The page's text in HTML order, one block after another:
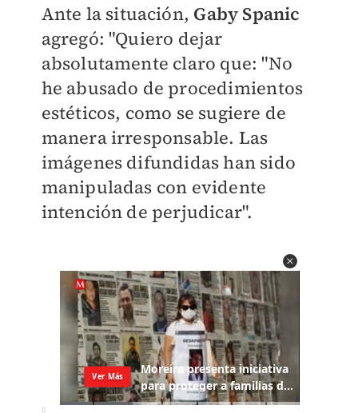
Ante la situación, Gaby Spanic
agregó: "Quiero dejar
absolutamente claro que: "No
he abusado de procedimientos
estéticos, como se sugiere de
manera irresponsable. Las
imágenes difundidas han sido
manipuladas con evidente
intención de perjudicar".